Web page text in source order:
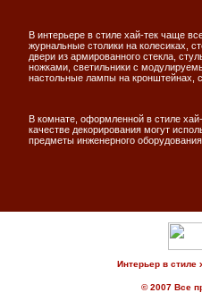
В интерьере в стиле хай-тек чаще
журнальные столики на колесиках,
двери из армированного стекла,
ножками, светильники с
настольные лампы на кронштейнах,
В комнате, оформленной в стиле
качестве декорирования могут
предметы инженерного
Интерьер в стиле
© 2007 Все